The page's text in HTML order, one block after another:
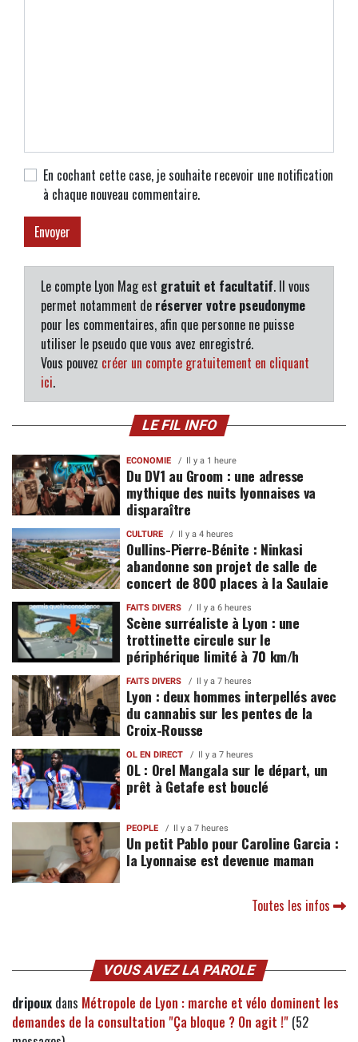
En cochant cette case, je souhaite recevoir une notification
à chaque nouveau commentaire.
Le compte Lyon Mag est gratuit et facultatif. Il vous
permet notamment de réserver votre pseudonyme
pour les commentaires, afin que personne ne puisse
utiliser le pseudo que vous avez enregistré.
Vous pouvez créer un compte gratuitement en cliquant
ici.
LE FIL INFO
ECONOMIE Il y a 1 heure
Du DV1 au Groom : une adresse
mythique des nuits lyonnaises va
disparaître
CULTURE Il y a 4 heures
Oullins-Pierre-Bénite : Ninkasi
abandonne son projet de salle de
concert de 800 places à la Saulaie
FAITS DIVERS Il y a 6 heures
Scène surréaliste à Lyon : une
trottinette circule sur le
périphérique limité à 70 km/h
FAITS DIVERS Il y a 7 heures
Lyon : deux hommes interpellés avec
du cannabis sur les pentes de la
Croix-Rousse
OL EN DIRECT Il y a 7 heures
OL : Orel Mangala sur le départ, un
prêt à Getafe est bouclé
PEOPLE Il y a 7 heures
Un petit Pablo pour Caroline Garcia :
la Lyonnaise est devenue maman
Toutes les infos
VOUS AVEZ LA PAROLE
dripoux dans Métropole de Lyon : marche et vélo dominent les
demandes de la consultation "Ça bloque ? On agit !" (52